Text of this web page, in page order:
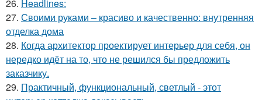
26. Headlines:
27. Своими руками – красиво и качественно: внутренняя
отделка дома
28. Когда архитектор проектирует интерьер для себя, он
нередко идёт на то, что не решился бы предложить
заказчику.
29. Практичный, функциональный, светлый - этот